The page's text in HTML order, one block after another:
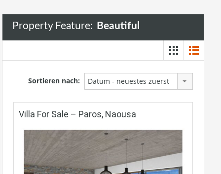
Property Feature: Beautiful
Sortieren nach: Datum - neuestes zuerst
Villa For Sale – Paros, Naousa